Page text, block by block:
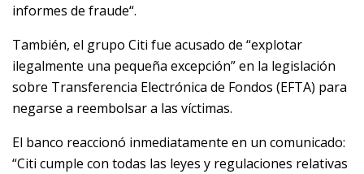
informes de fraude“.
También, el grupo Citi fue acusado de “explotar
ilegalmente una pequeña excepción” en la legislación
sobre Transferencia Electrónica de Fondos (EFTA) para
negarse a reembolsar a las víctimas.
El banco reaccionó inmediatamente en un comunicado:
“Citi cumple con todas las leyes y regulaciones relativas